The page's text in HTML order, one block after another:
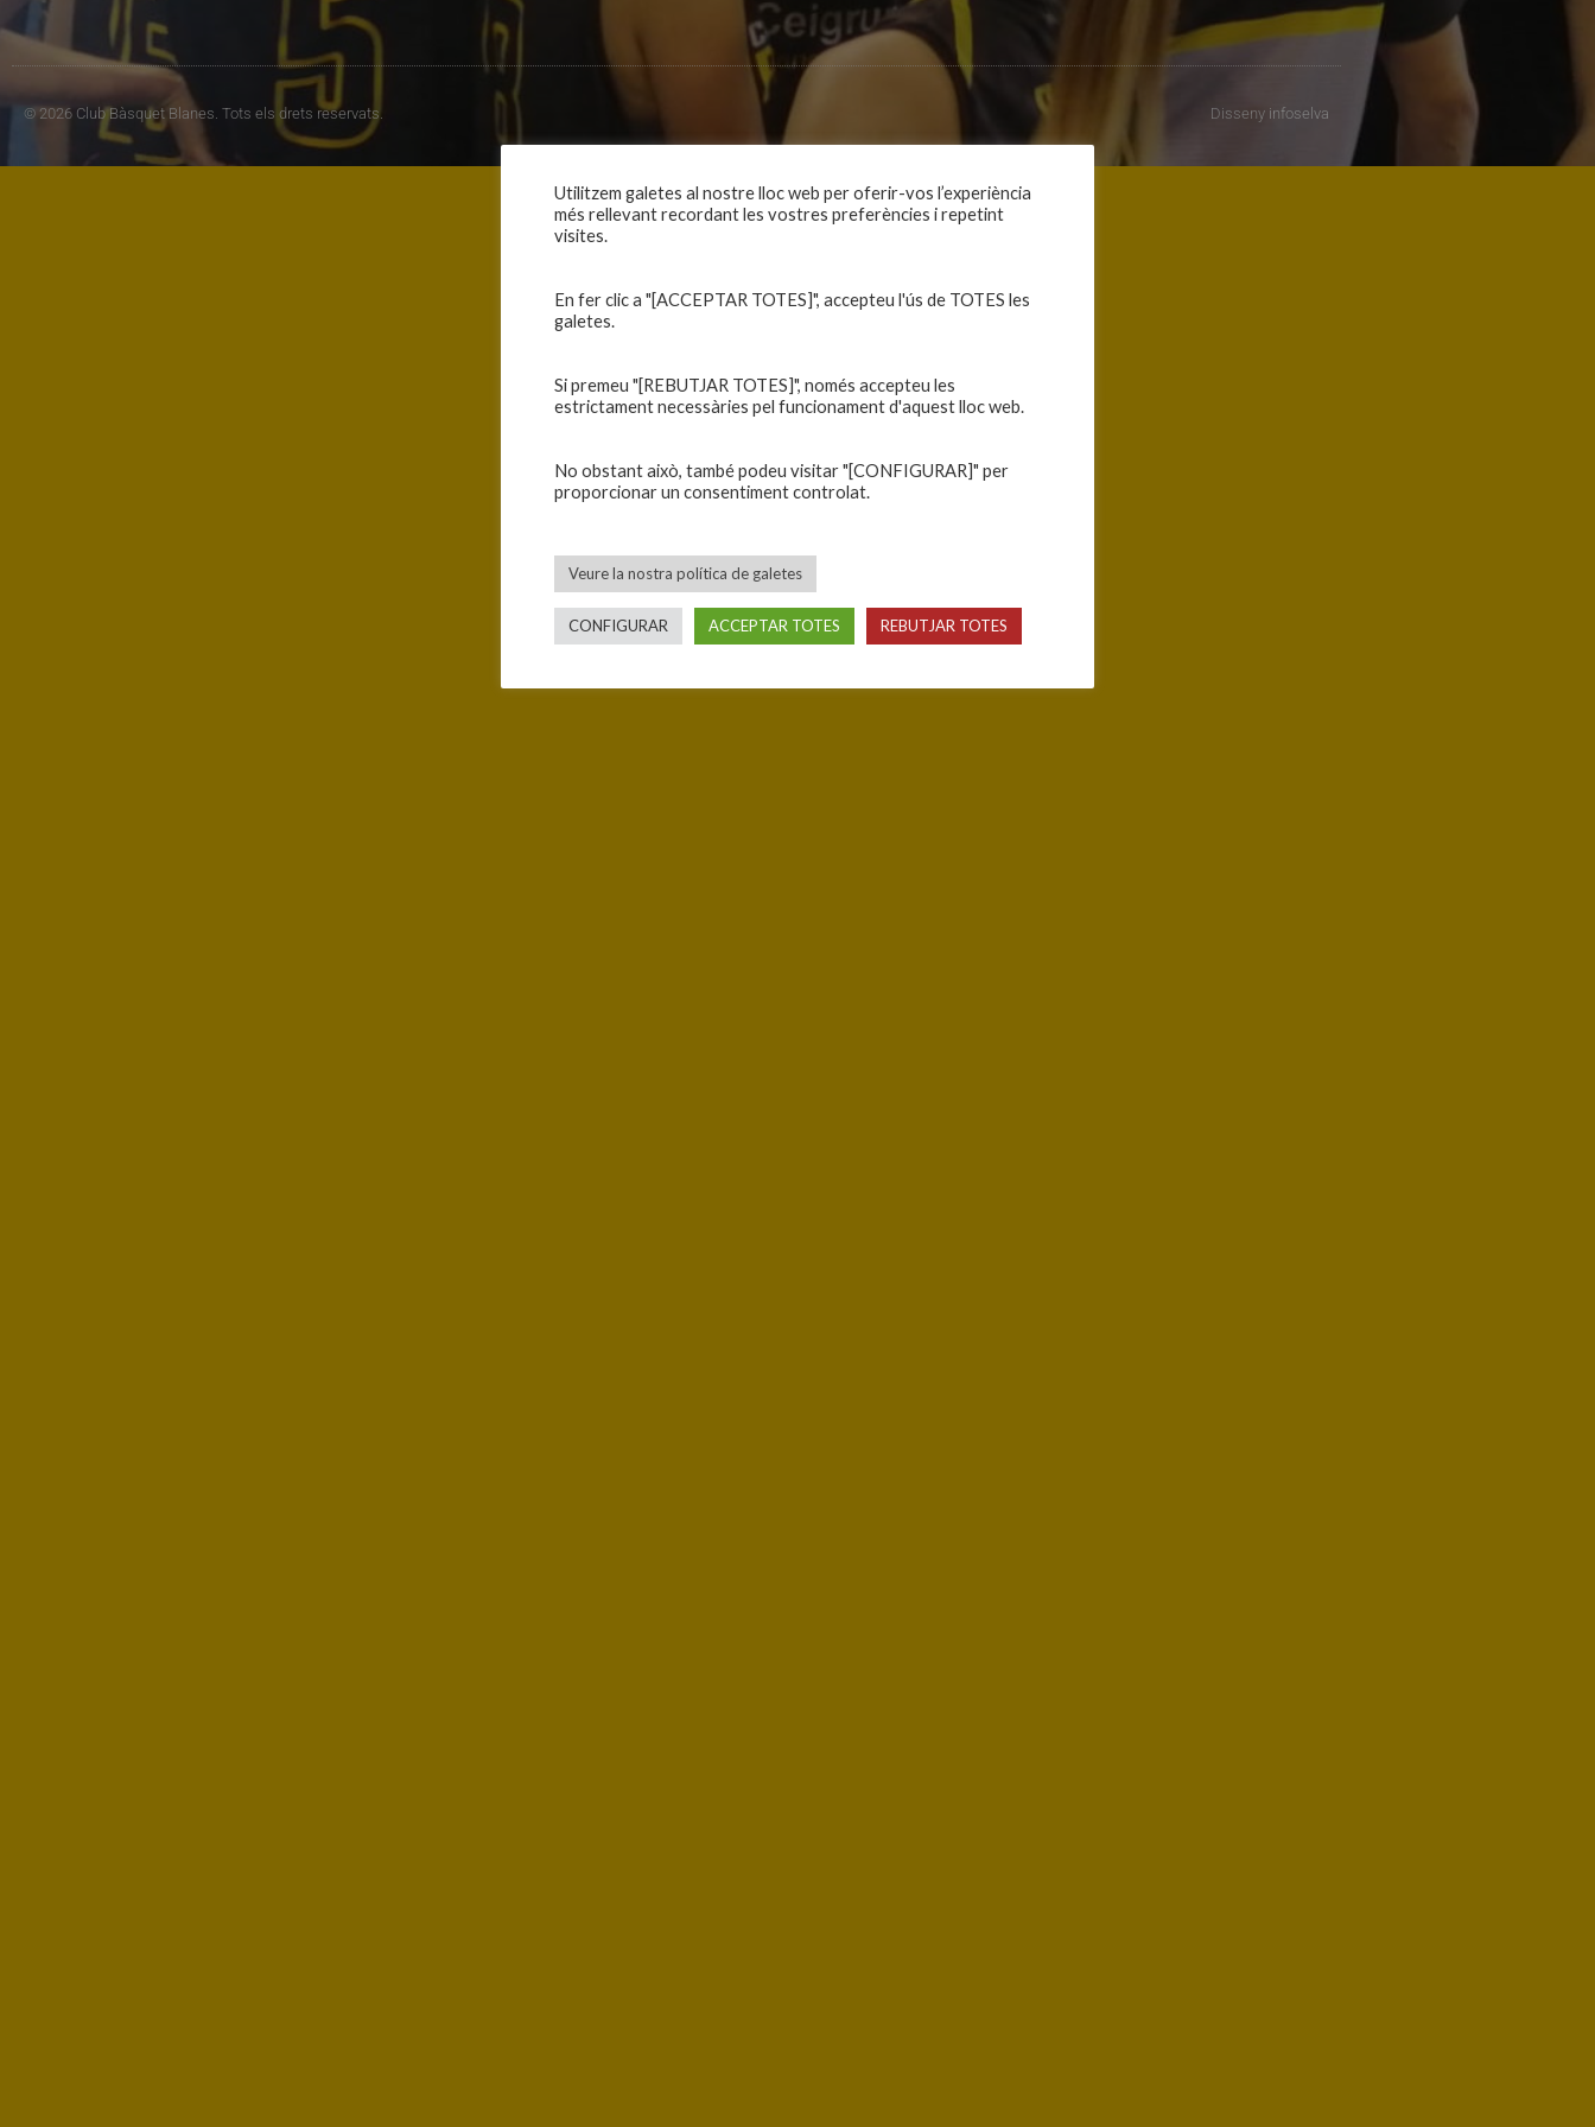
© 2026 Club Bàsquet Blanes. Tots els drets reservats. Disseny infoselva
Utilitzem galetes al nostre lloc web per oferir-vos l’experiència
més rellevant recordant les vostres preferències i repetint
visites.
En fer clic a "[ACCEPTAR TOTES]", accepteu l'ús de TOTES les
galetes.
Si premeu "[REBUTJAR TOTES]", només accepteu les
estrictament necessàries pel funcionament d'aquest lloc web.
No obstant això, també podeu visitar "[CONFIGURAR]" per
proporcionar un consentiment controlat.
Veure la nostra política de galetes
CONFIGURAR ACCEPTAR TOTES REBUTJAR TOTES